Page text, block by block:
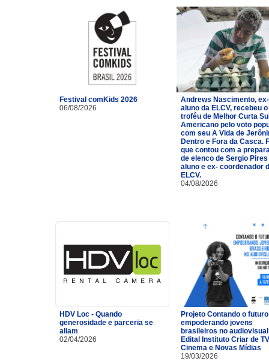
Festival comKids 2026
06/08/2026
Andrews Nascimento, ex-
aluno da ELCV, recebeu o
troféu de Melhor Curta
Americano pelo voto
com seu A Vida de
Dentro e Fora da Casca.
que contou com a
de elenco de Sergio
aluno e ex- coordenador
ELCV.
04/08/2026
HDV Loc - Quando
generosidade e parceria se
aliam
02/04/2026
Projeto Contando o
empoderando jovens
brasileiros no
Edital Instituto Criar de
Cinema e Novas Mídias
19/03/2026